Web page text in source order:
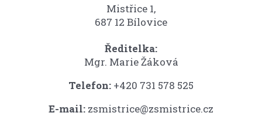
Mistřice 1,
687 12 Bílovice
Ředitelka:
Mgr. Marie Žáková
Telefon: +420 731 578 525
E-mail: zsmistrice@zsmistrice.cz